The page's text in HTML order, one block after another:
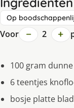
Op
Voor − 2 +
100 gram
6 teentjes
bosje platte